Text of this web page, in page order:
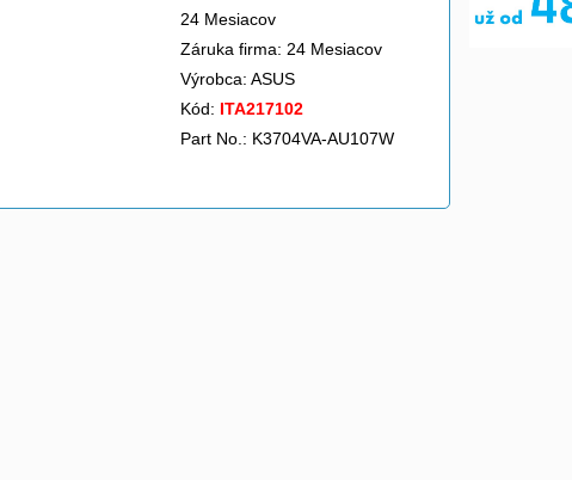
24 Mesiacov
Záruka firma: 24 Mesiacov
Výrobca: ASUS
Kód: ITA217102
Part No.: K3704VA-AU107W